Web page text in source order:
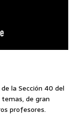
la Sección 40 del
de gran
profesores.